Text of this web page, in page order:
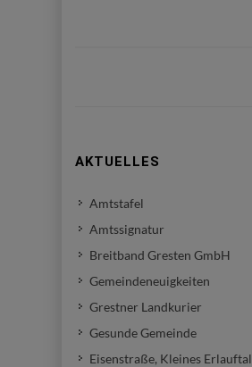
AKTUELLES
Amtstafel
Amtssignatur
Breitband Gresten GmbH
Gemeindeneuigkeiten
Grestner Landkurier
Gesunde Gemeinde
Eisenstraße, Kleines Erlauftal